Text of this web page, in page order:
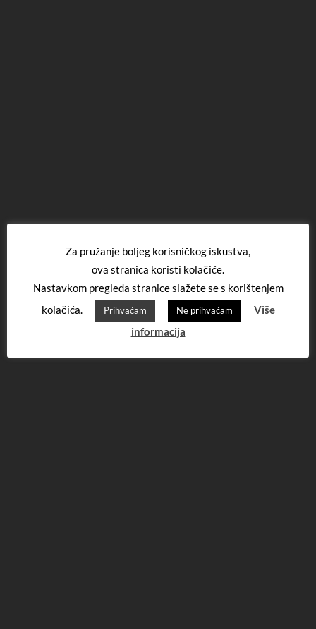
Za pružanje boljeg korisničkog iskustva,
ova stranica koristi kolačiće.
Nastavkom pregleda stranice slažete se s korištenjem
kolačića.
Prihvaćam Ne prihvaćam
Više
informacija